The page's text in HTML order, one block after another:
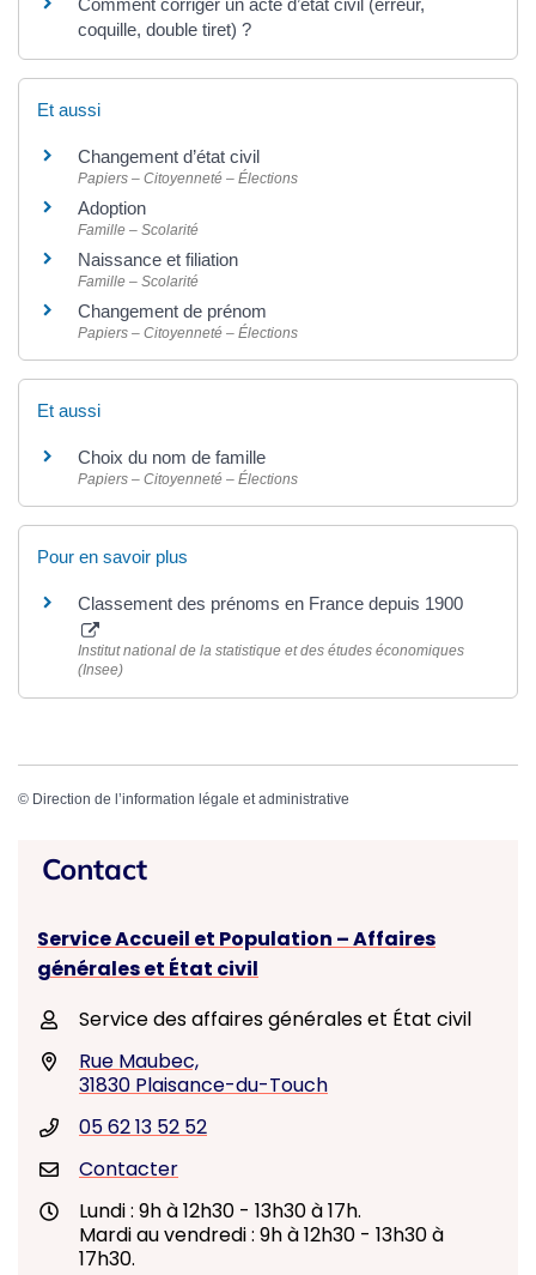
coquille, double tiret) ?
Et aussi
Changement d’état civil
Papiers – Citoyenneté – Élections
Adoption
Famille – Scolarité
Naissance et filiation
Famille – Scolarité
Changement de prénom
Papiers – Citoyenneté – Élections
Et aussi
Choix du nom de famille
Papiers – Citoyenneté – Élections
Pour en savoir plus
Classement des prénoms en France depuis 1900
Institut national de la statistique et des études économiques
(Insee)
© Direction de l’information légale et administrative
Contact
Service Accueil et Population – Affaires
générales et État civil
Service des affaires générales et État civil
Rue Maubec,
31830 Plaisance-du-Touch
05 62 13 52 52
Contacter
Lundi : 9h à 12h30 - 13h30 à 17h.
Mardi au vendredi : 9h à 12h30 - 13h30 à
17h30.